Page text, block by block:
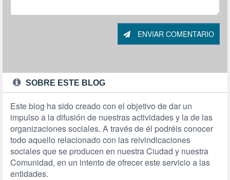
ENVIAR COMENTARIO
SOBRE ESTE BLOG
Este blog ha sido creado con el objetivo de dar un
impulso a la difusión de nuestras actividades y la de las
organizaciones sociales. A través de él podréis conocer
todo aquello relacionado con las reivindicaciones
sociales que se producen en nuestra Ciudad y nuestra
Comunidad, en un intento de ofrecer este servicio a las
entidades.